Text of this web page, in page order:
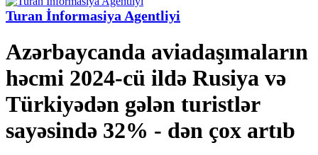
Turan İnformasiya Agentliyi
Azərbaycanda aviadaşımaların
həcmi 2024-cü ildə Rusiya və
Türkiyədən gələn turistlər
sayəsində 32% - dən çox artıb